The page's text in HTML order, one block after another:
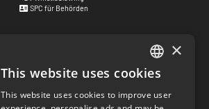
SPC für Behörden
Kyrkogatan 17
411 15
Göteborg, Schweden ENGLISH
SWEDISH
×
This website uses cookies
This website uses cookies to improve user